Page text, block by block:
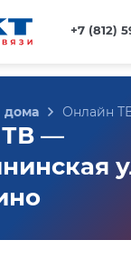
+7 (812)
дома Онлайн
—